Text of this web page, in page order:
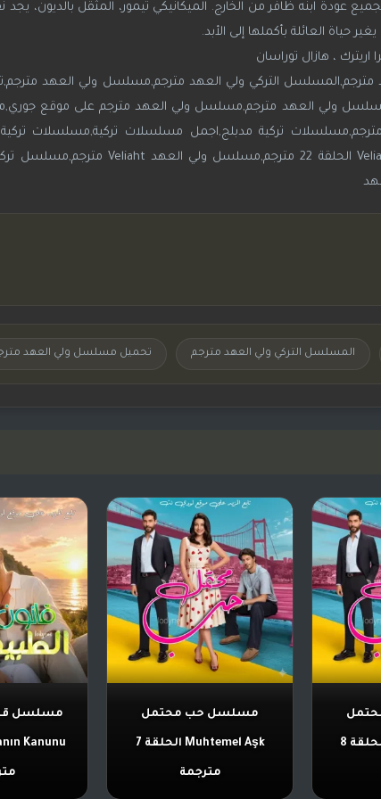
عودة ابنه ظافر من الخارج. الميكانيكي تيمور، المثقل بالديون،
حياة العائلة بأكملها إلى الأبد.
اريترك ، هازال توراسان
التركي ولي العهد مترجم,مسلسل ولي العهد
المسلسل التركي ولي العهد مترجم تحميل مسلسل ولي العهد
Muhtemel Aşk الحلقة 8
مسلسل حب محتمل
Muhtemel Aşk الحلقة 7
مترجمة
مسلسل